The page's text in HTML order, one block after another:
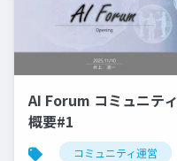
AI Forum コミュニティ
概要#1
コミュニティ運営